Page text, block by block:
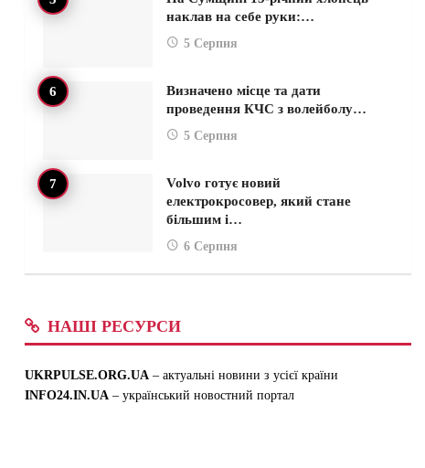
наклав на себе руки:…
5 Серпня
Визначено місце та дати
проведення КЧС з волейболу…
5 Серпня
Volvo готує новий
електрокросовер, який стане
більшим і…
6 Серпня
НАШІ РЕСУРСИ
UKRPULSE.ORG.UA – актуальні новини з усієї країни
INFO24.IN.UA – український новостний портал